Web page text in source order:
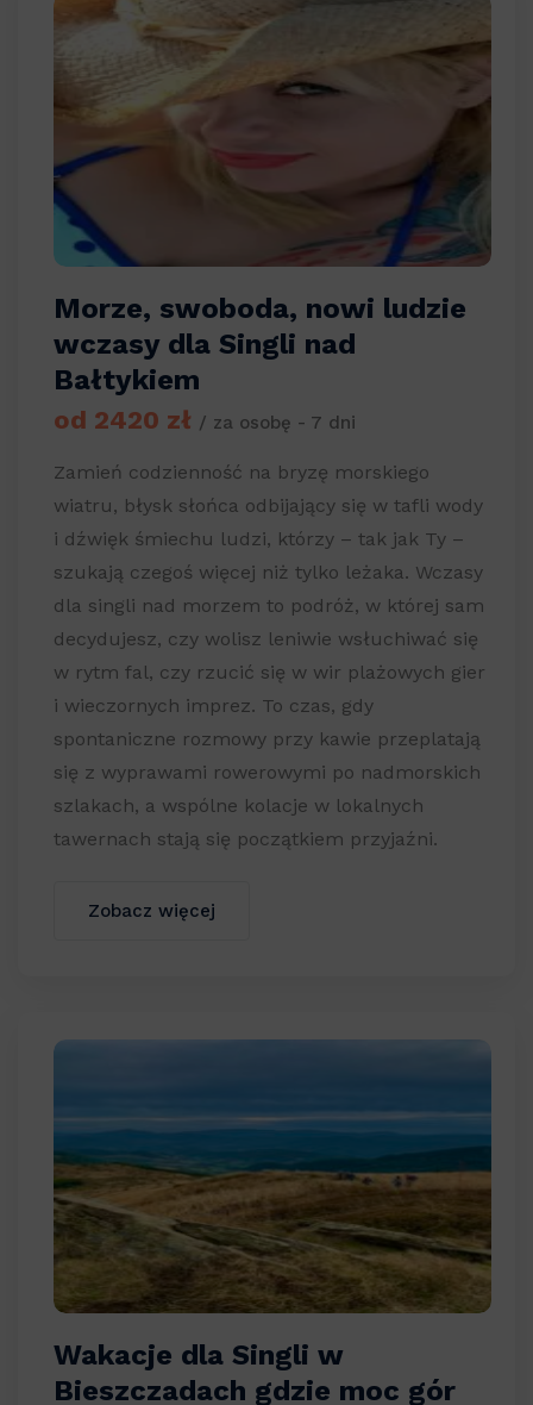
Morze, swoboda, nowi ludzie
wczasy dla Singli nad
Bałtykiem
od 2420 zł / za osobę - 7 dni
Zamień codzienność na bryzę morskiego
wiatru, błysk słońca odbijający się w tafli wody
i dźwięk śmiechu ludzi, którzy – tak jak Ty –
szukają czegoś więcej niż tylko leżaka. Wczasy
dla singli nad morzem to podróż, w której sam
decydujesz, czy wolisz leniwie wsłuchiwać się
w rytm fal, czy rzucić się w wir plażowych gier
i wieczornych imprez. To czas, gdy
spontaniczne rozmowy przy kawie przeplatają
się z wyprawami rowerowymi po nadmorskich
szlakach, a wspólne kolacje w lokalnych
tawernach stają się początkiem przyjaźni.
Zobacz więcej
Wakacje dla Singli w
Bieszczadach gdzie moc gór